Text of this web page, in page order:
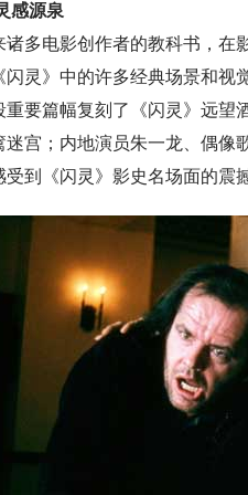
感源泉
诸多电影创作者的教科书，
闪灵》中的许多经典场景和
要篇幅复刻了《闪灵》远
宫；内地演员朱一龙、偶
到《闪灵》影史名场面的震撼